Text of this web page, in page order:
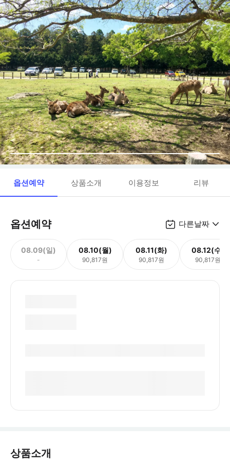
옵션예약 상품소개 이용정보 리뷰
옵션예약 다른날짜
08.09(일)
-
08.10(월)
90,817원
08.11(화)
90,817원
08.12(수)
90,817원
상품소개